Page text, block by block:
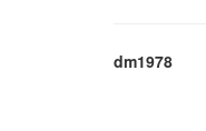
dm1978